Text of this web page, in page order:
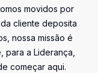
movidos por
cliente deposita
nossa missão é
para a Liderança,
começar aqui.